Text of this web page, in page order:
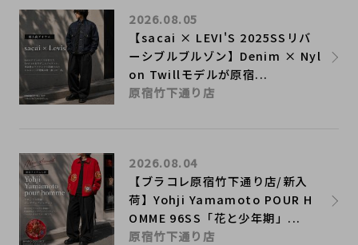
【sacai × LEVI'S 2025SSリバ
ーシブルブルゾン】Denim × Nyl
on Twillモデルが原宿...
2026.08.05
原宿竹下通り店
【ブラコレ原宿竹下通り店/新入
荷】Yohji Yamamoto POUR H
OMME 96SS「花と少年期」...
2026.08.04
原宿竹下通り店